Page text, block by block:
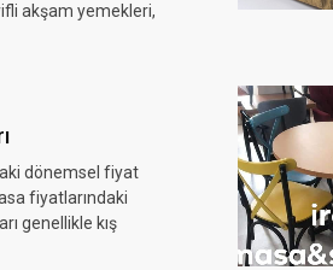
akşam yemekleri,
dönemsel fiyat
fiyatlarındaki
genellikle kış